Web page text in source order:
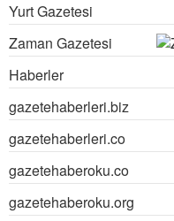
Yurt Gazetesi
Zaman Gazetesi
Haberler
gazetehaberleri.biz
gazetehaberleri.co
gazetehaberoku.co
gazetehaberoku.org